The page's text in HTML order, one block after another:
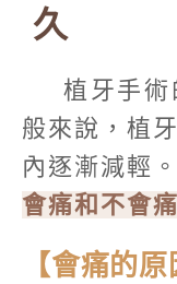
久
植牙手
般來說，植
內逐漸減輕。
會痛和不會
【會痛的原